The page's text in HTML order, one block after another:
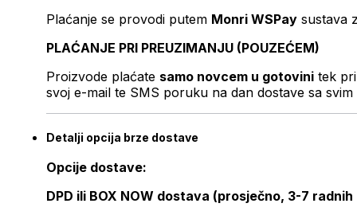
Plaćanje se provodi putem Monri WSPay sustava
PLAĆANJE PRI PREUZIMANJU (POUZEĆEM)
Proizvode plaćate samo novcem u gotovini tek
svoj e-mail te SMS poruku na dan dostave sa svim
Detalji opcija brze dostave
Opcije dostave:
DPD ili BOX NOW dostava (prosječno, 3-7 radnih